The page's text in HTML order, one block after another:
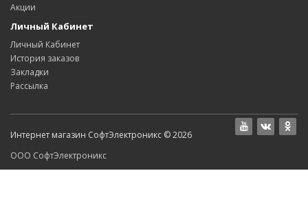
Акции
Личный Кабинет
Личный Кабинет
История заказов
Закладки
Рассылка
Интернет магазин СофтЭлектроникс © 2026
ООО СофтЭлектроникс